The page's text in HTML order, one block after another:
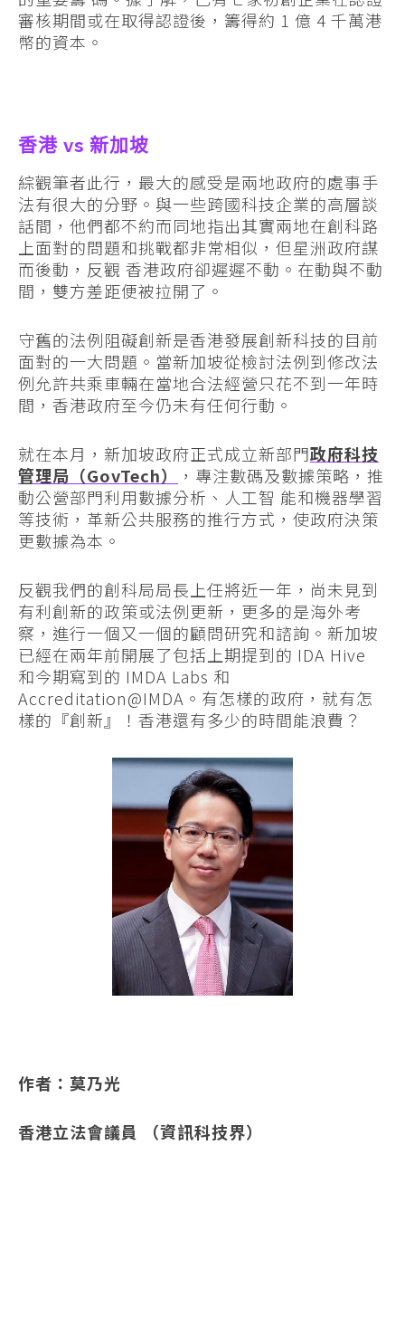
審核期間或在取得認證後，籌得約 1 億 4 千萬港
幣的資本。
香港 vs 新加坡
綜觀筆者此行，最大的感受是兩地政府的處事手
法有很大的分野。與一些跨國科技企業的高層談
話間，他們都不約而同地指出其實兩地在創科路
上面對的問題和挑戰都非常相似，但星洲政府謀
而後動，反觀 香港政府卻遲遲不動。在動與不動
間，雙方差距便被拉開了。
守舊的法例阻礙創新是香港發展創新科技的目前
面對的一大問題。當新加坡從檢討法例到修改法
例允許共乘車輛在當地合法經營只花不到一年時
間，香港政府至今仍未有任何行動。
就在本月，新加坡政府正式成立新部門政府科技
管理局（GovTech）
，專注數碼及數據策略，推
動公營部門利用數據分析、人工智 能和機器學習
等技術，革新公共服務的推行方式，使政府決策
更數據為本。
反觀我們的創科局局長上任將近一年，尚未見到
有利創新的政策或法例更新，更多的是海外考
察，進行一個又一個的顧問研究和諮詢。新加坡
已經在兩年前開展了包括上期提到的 IDA Hive
和今期寫到的 IMDA Labs 和
Accreditation@IMDA。有怎樣的政府，就有怎
樣的『創新』！香港還有多少的時間能浪費？
作者：莫乃光
香港立法會議員 （資訊科技界）